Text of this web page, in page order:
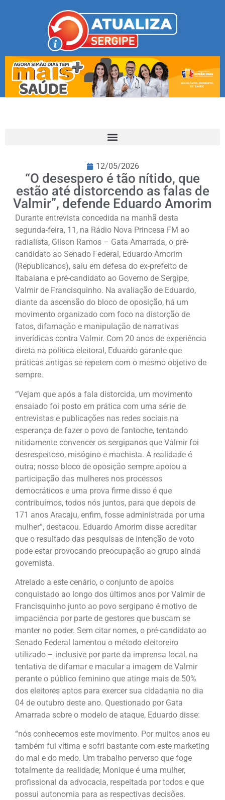
12/05/2026
“O desespero é tão nítido, que
estão até distorcendo as falas de
Valmir”, defende Eduardo Amorim
Durante entrevista concedida na manhã desta
segunda-feira, 11, na Rádio Nova Princesa FM ao
radialista, Gilson Ramos – Gata Amarrada, o pré-
candidato ao Senado Federal, Eduardo Amorim
(Republicanos), saiu em defesa do ex-prefeito de
Itabaiana e pré-candidato ao Governo de Sergipe,
Valmir de Francisquinho. Na avaliação de Eduardo,
diante da ascensão do bloco de oposição, há um
movimento organizado com foco na distorção de
fatos, difamação e manipulação de narrativas
inverídicas contra Valmir. Com 20 anos de experiência
direta na política eleitoral, Eduardo garante que
práticas antigas se repetem com o mesmo objetivo de
sempre.
“Vejam que após a fala distorcida, um movimento
ensaiado foi posto em prática com uma série de
entrevistas e publicações nas redes sociais na
esperança de fazer o povo de fantoche, tentando
nitidamente convencer os sergipanos que Valmir foi
desrespeitoso, misógino e machista. A realidade é
outra; nosso bloco de oposição sempre apoiou a
participação das mulheres nos processos
democráticos e uma prova firme disso é que
contribuímos, todos nós juntos, para que depois de
171 anos Aracaju, enfim, fosse administrada por uma
mulher”, destacou. Eduardo Amorim disse acreditar
que o resultado das pesquisas de intenção de voto
pode estar provocando preocupação ao grupo ainda
governista.
Atrelado a este cenário, o conjunto de apoios
conquistado ao longo dos últimos anos por Valmir de
Francisquinho junto ao povo sergipano é motivo de
impaciência por parte de gestores que buscam se
manter no poder. Sem citar nomes, o pré-candidato ao
Senado Federal lamentou o método eleitoreiro
utilizado – inclusive por parte da imprensa local, na
tentativa de difamar e macular a imagem de Valmir
perante o público feminino que atinge mais de 50%
dos eleitores aptos para exercer sua cidadania no dia
04 de outubro deste ano. Questionado por Gata
Amarrada sobre o modelo de ataque, Eduardo disse:
“nós conhecemos este movimento. Por muitos anos eu
também fui vítima e sofri bastante com este marketing
do mal e do medo. Um trabalho perverso que foge
totalmente da realidade; Monique é uma mulher,
profissional da advocacia, respeitada por todos e que
possui autonomia para as respectivas decisões.